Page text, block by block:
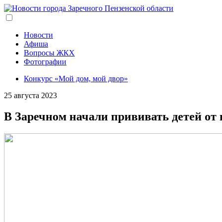
Перейти
к
содержанию
Новости
Афиша
Вопросы ЖКХ
Фотографии
Конкурс «Мой дом, мой двор»
25 августа 2023
В Заречном начали прививать детей от